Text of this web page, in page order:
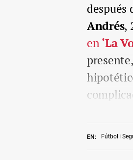
EN: Fútbol
después
Andrés,
en‘La